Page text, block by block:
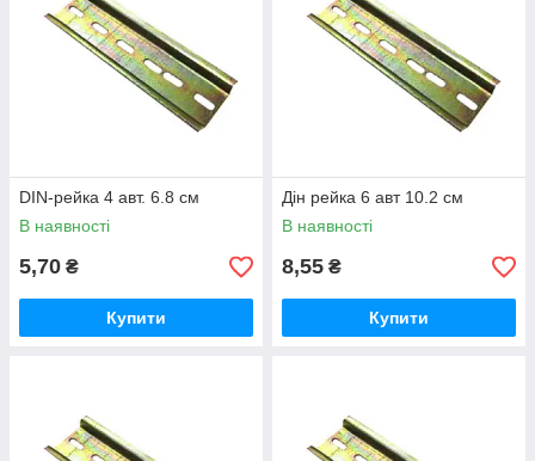
DIN-рейка 4 авт. 6.8 см
В наявності
5,70 ₴
Купити
Дін рейка 6 авт 10.2 см
В наявності
8,55 ₴
Купити